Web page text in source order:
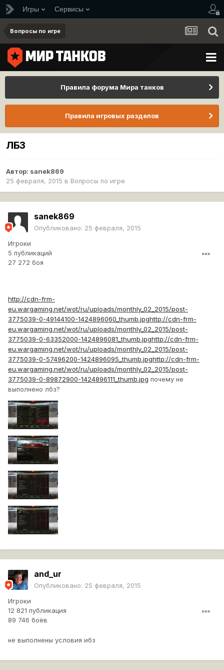
Игры Сервисы
Вопросы по игре
Правила форума Мира танков
Правила игровых разделов
ЛБЗ
Автор: sanek869
25 февраля, 2015 в Вопросы по игре
sanek869
Опубликовано: 25 февраля, 2015
Игроки
5 публикаций
27 272 боя
http://cdn-frm-
eu.wargaming.net/wot/ru/uploads/monthly_02_2015/post-
3775039-0-49144100-1424896060_thumb.jpghttp://cdn-frm-
eu.wargaming.net/wot/ru/uploads/monthly_02_2015/post-
3775039-0-63352000-1424896081_thumb.jpghttp://cdn-frm-
eu.wargaming.net/wot/ru/uploads/monthly_02_2015/post-
3775039-0-57496200-1424896095_thumb.jpghttp://cdn-frm-
eu.wargaming.net/wot/ru/uploads/monthly_02_2015/post-
3775039-0-89872900-1424896111_thumb.jpg почему не
выполнено лбз?
and_ur
Опубликовано: 25 февраля, 2015
Игроки
12 821 публикация
89 746 боёв
не выполнены условия ибз